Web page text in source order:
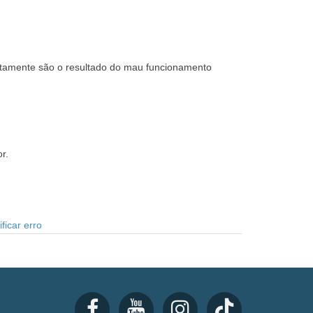
são o resultado do mau funcionamento
erro